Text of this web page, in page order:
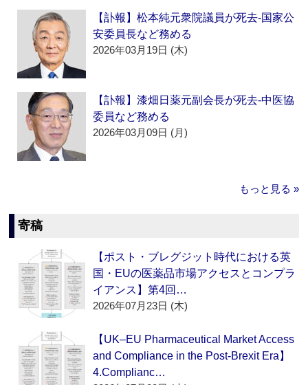
【訃報】松本純元衆院議員が死去‐国家公
安委員長など務める
2026年03月19日 (木)
【訃報】漆畑日薬元副会長が死去‐中医協
委員など務める
2026年03月09日 (月)
もっと見る »
寄稿
【ポスト・ブレグジット時代における英
国・EUの医薬品市場アクセスとコンプラ
イアンス】第4回…
2026年07月23日 (木)
【UK–EU Pharmaceutical Market Access
and Compliance in the Post-Brexit Era】
4.Complianc…